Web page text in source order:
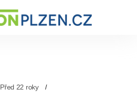
Před 22 roky